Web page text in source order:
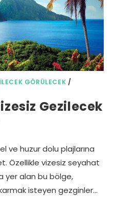
GÖRÜLECEK /
Gezilecek
ve huzur dolu plajlarına
Özellikle vizesiz seyahat
yer alan bu bölge,
isteyen gezginler…